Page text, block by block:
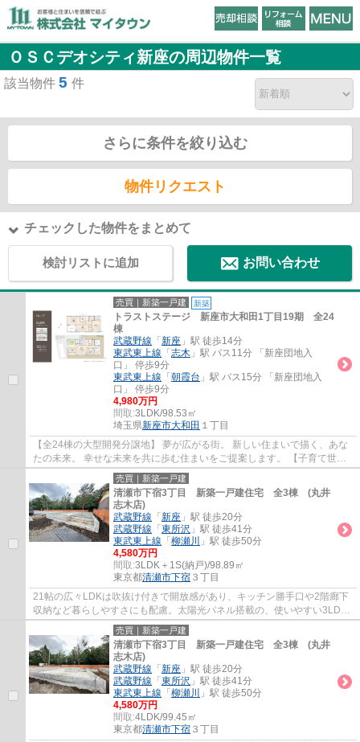
ＯＳＣデオシティ新座の周辺物件一覧
該当物件 5 件
さらに条件を絞り込む
物件リクエスト
チェックした物件をまとめて
検討リストに追加 お問い合わせ
売買｜新築一戸建 新築
トラストステージ 新座市大和田1丁目19期 全24
棟
武蔵野線 「 新座 」駅 徒歩14分
東武東上線 「 志木 」駅 バス11分 「新座団地入
口」 停歩9分
東武東上線 「 朝霞台 」駅 バス15分 「新座団地入
口」 停歩9分
4,980万円
間取:3LDK/98.53㎡
埼玉県新座市大和田 １丁目
【全24棟の大型開発分譲地】 夢が広がる街。 新しい住まいで描く、あな
たの未来。 幸せな未来を共に歩む住まいをご提案します。 【子育て世帯
にオススメ】 小学校まで徒歩3～4分、中...
売買｜新築一戸建
清瀬市下宿3丁目 新築一戸建住宅 全3棟 (丸井
志木店)
武蔵野線 「 新座 」駅 徒歩20分
武蔵野線 「 東所沢 」駅 徒歩41分
東武東上線 「 柳瀬川
」駅 徒歩50分
4,580万円
間取:3LDK＋1S(納戸)/98.89㎡
東京都清瀬市下宿 ３丁目
21帖の広々LDKは吹抜け付きで開放感があり、キッチン勝手口や2階廊下
収納など暮らしやすさにも配慮。太陽光パネル搭載の、使いやすい3LDK
です。
売買｜新築一戸建
清瀬市下宿3丁目 新築一戸建住宅 全3棟 (丸井
志木店)
武蔵野線 「 新座 」駅 徒歩20分
武蔵野線 「 東所沢 」駅 徒歩41分
東武東上線 「 柳瀬川
」駅 徒歩50分
4,580万円
間取:4LDK/99.45㎡
東京都清瀬市下宿 ３丁目